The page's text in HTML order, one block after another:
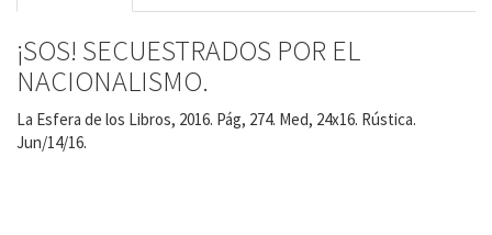
¡SOS! SECUESTRADOS POR EL
NACIONALISMO.
La Esfera de los Libros, 2016. Pág, 274. Med, 24x16. Rústica.
Jun/14/16.